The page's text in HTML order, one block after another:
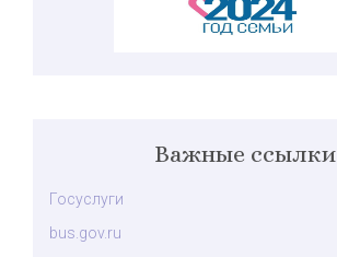
Важные ссылки
Госуслуги
bus.gov.ru